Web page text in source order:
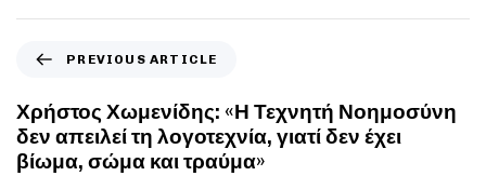
PREVIOUS ARTICLE
Χρήστος Χωμενίδης: «Η Τεχνητή Νοημοσύνη
δεν απειλεί τη λογοτεχνία, γιατί δεν έχει
βίωμα, σώμα και τραύμα»